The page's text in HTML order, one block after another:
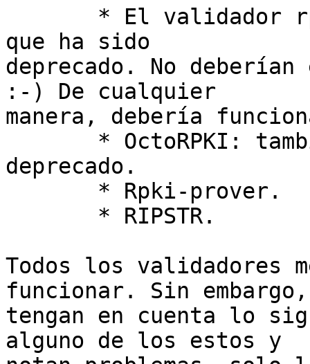
que ha sido
deprecado. No
:-) De cualquier
manera, debería
deprecado.
Todos los validadores
funcionar. Sin
tengan en cuenta lo
alguno de los estos y